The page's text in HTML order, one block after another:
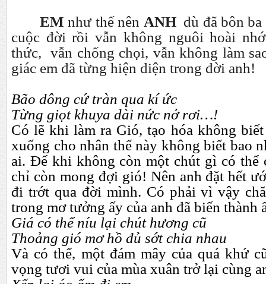
EMnhư thế nên ANH dù đã bôn
cuộc đời rồi vẫn không nguôi hoài
thức, vẫn chống chọi, vẫn không làm
giác em đã từng hiện diện trong đời anh!
Bão dông cứ tràn qua kí ức
Từng giọt khuya dài nức nở rơi…!
Có lẽ khi làm ra Gió, tạo hóa không
xuống cho nhân thế này không biết bao
ai. Để khi không còn một chút gì có thể
chỉ còn mong đợi gió! Nên anh đặt hết
đi trớt qua đời mình. Có phải vì vậy
trong mơ tưởng ấy của anh đã biến thành
Giá có thể níu lại chút hương cũ
Thoảng gió mơ hồ đủ sớt chia nhau
Và có thể, một đám mây của quá khứ
vọng tươi vui của mùa xuân trở lại cùng